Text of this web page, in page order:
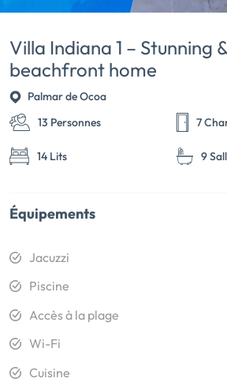
Villa Indiana 1 – Stunning
beachfront home
Palmar de Ocoa
13 Personnes
7
14 Lits 9
Équipements
Jacuzzi
Piscine
Accès à la plage
Wi-Fi
Cuisine